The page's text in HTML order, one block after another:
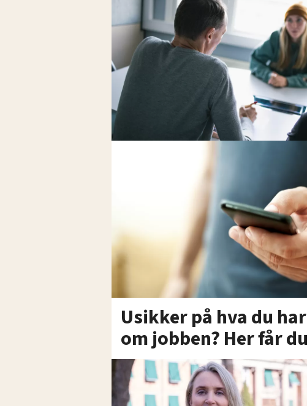
Usikker på hva du
om jobben? Her får